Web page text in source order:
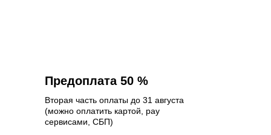
Предоплата 50 %
Вторая часть оплаты до 31 августа
(можно оплатить картой, pay
сервисами, СБП)